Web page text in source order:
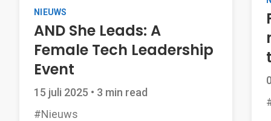
AND She Leads: A
Female Tech Leadership
Event
NIEUWS
15 juli 2025 • 3 min read
#Nieuws